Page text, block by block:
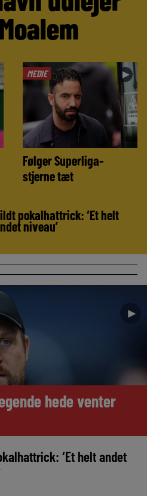
MEDIE ►
Følger Superliga-
stjerne tæt
pokalhattrick: ‘Et helt
niveau’
►
hede venter
‘Et helt andet